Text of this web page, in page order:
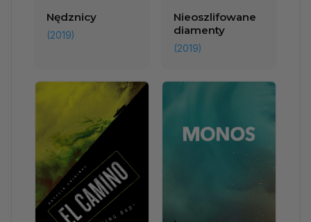
Nędznicy
(2019)
Nieoszlifowane
diamenty
(2019)